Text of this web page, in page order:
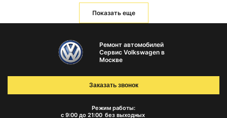
Показать еще
Ремонт автомобилей
Сервис Volkswagen в
Москве
Режим работы:
с 9:00 до 21:00 без выходных
Заказать звонок